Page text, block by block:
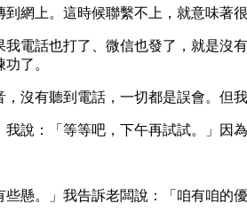
網上。這時候聯繫不上，就意味著
電話也打了、微信也發了，就是沒
了。
沒有聽到電話，一切都是誤會。但
說：「等等吧，下午再試試。」因
懸。」我告訴老闆說：「咱有咱的